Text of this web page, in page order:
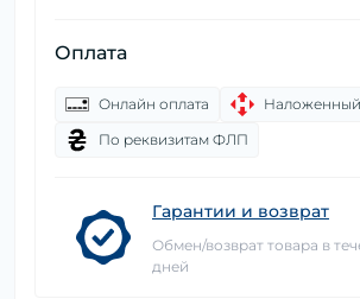
Оплата
Онлайн оплата
По реквизитам ФЛП
Гарантии и возврат
Обмен/возврат товара в
дней